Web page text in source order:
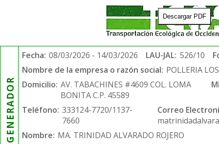
Descargar PDF
GENERADOR
Fecha: 08/03/2026 - 14/03/2026 LAU-JAL: 526/10
Nombre de la empresa o razón social: POLLERIA
Domicilio: AV. TABACHINES #4609 COL. LOMA
BONITA C.P. 45589
Teléfono: 333124-7720/1137-
7660
Correo
Nombre: MA. TRINIDAD ALVARADO ROJERO